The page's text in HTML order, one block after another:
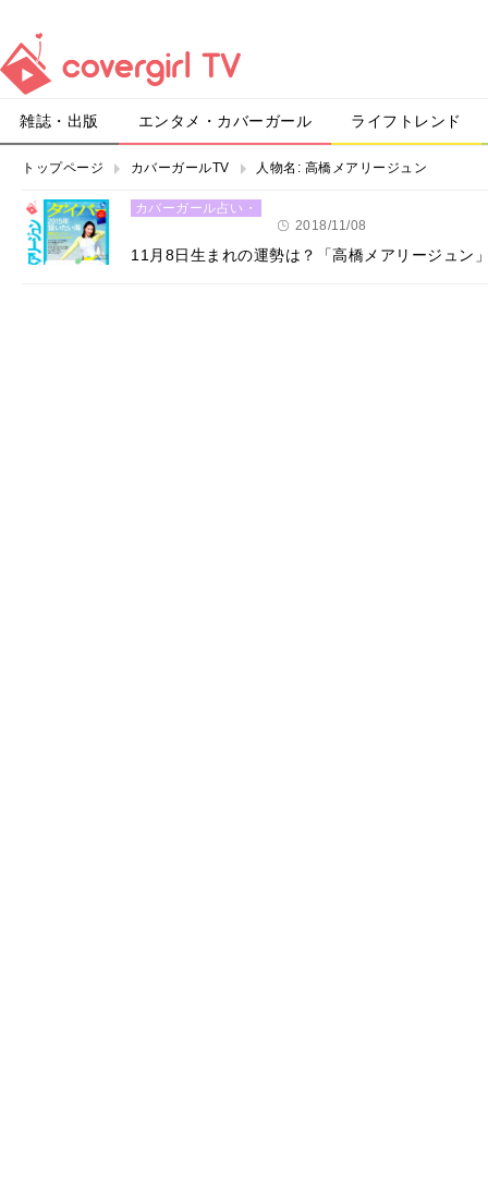
雑誌・出版 エンタメ・カバーガール ライフトレンド
トップページ カバーガールTV 人物名: 高橋メアリージュン
カバーガール占い・
2018/11/08
11月8日生まれの運勢は？「高橋メアリージュン